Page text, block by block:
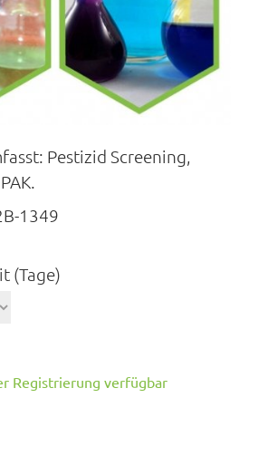
Pestizid Screening,
1349
(Tage)
Registrierung verfügbar